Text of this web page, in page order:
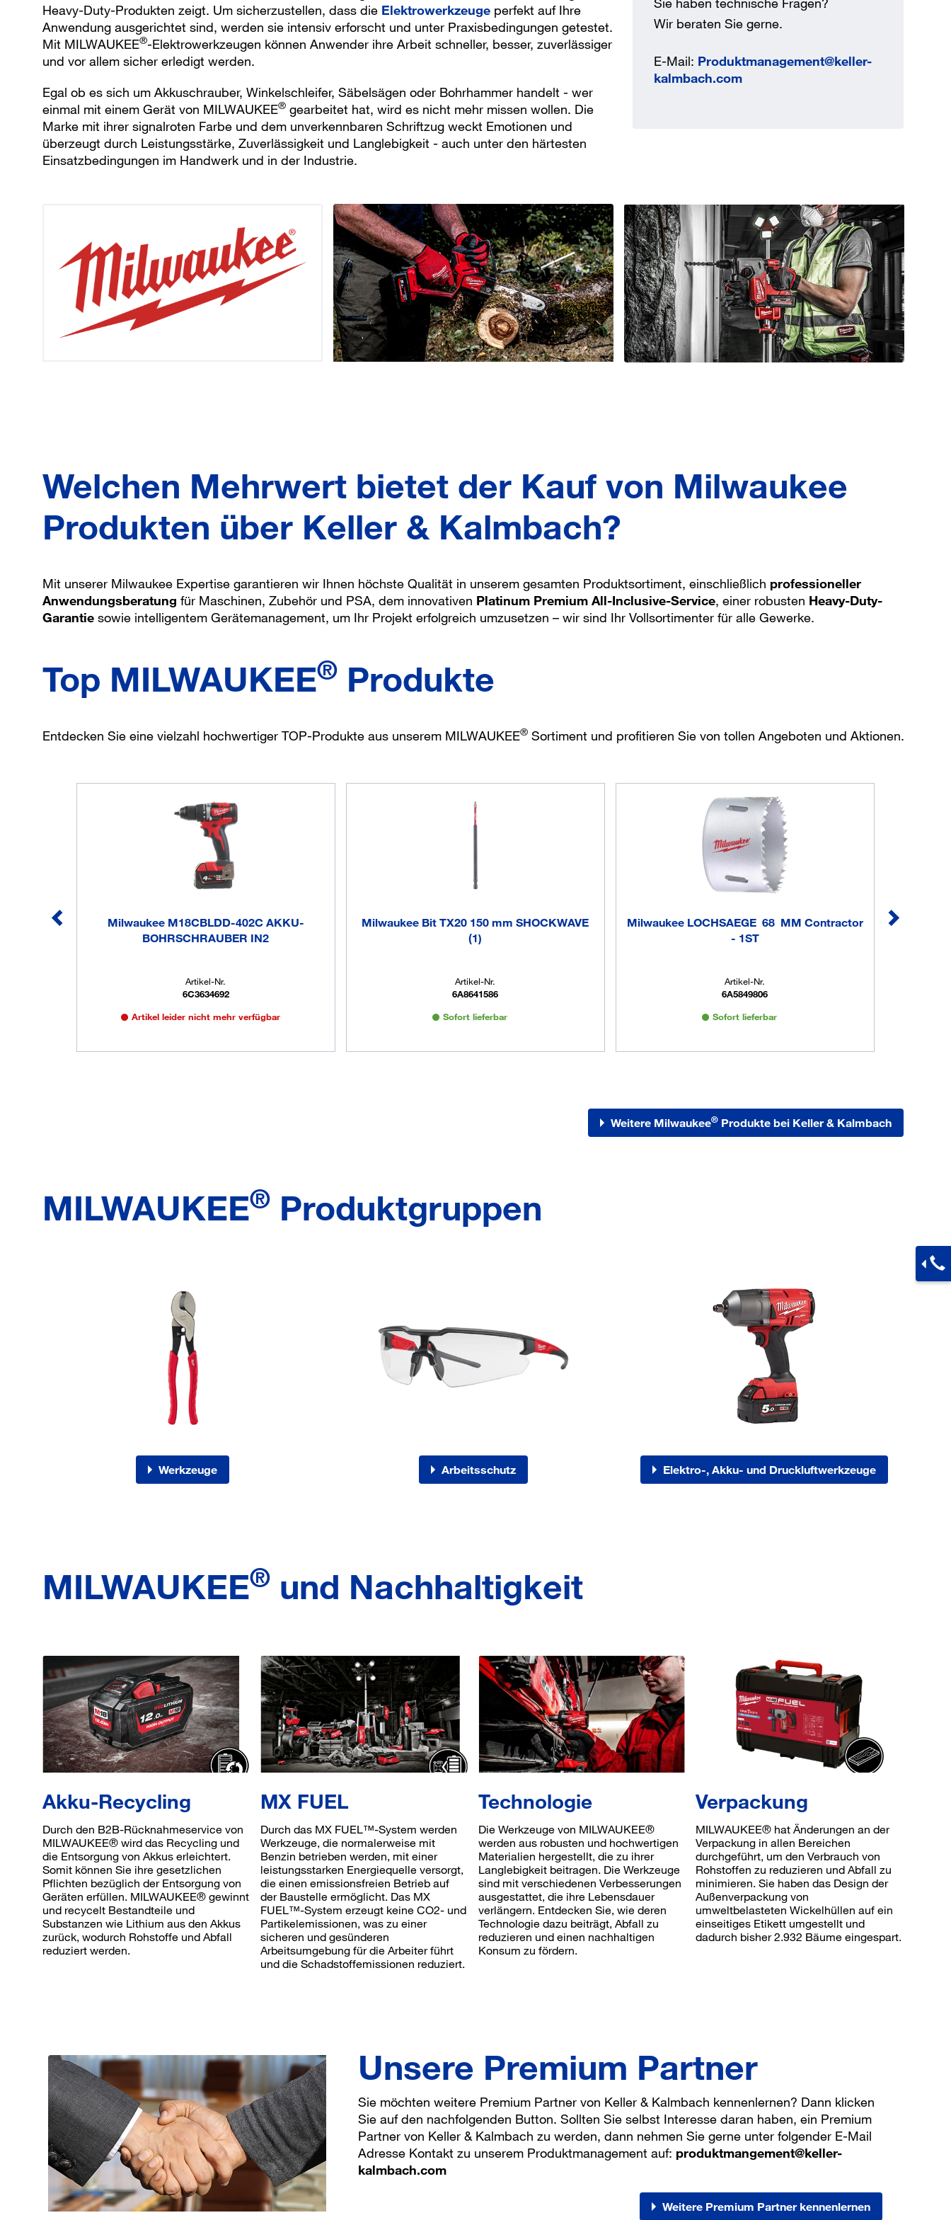
Jetzt registrieren
Kundenindividuelle Preise
OCI Schnittstelle zu lhrer
Heavy-Duty-Produkten zeigt. Um sicherzustellen, dass die Elektrowerkzeuge perfekt auf Ihre
Anwendung ausgerichtet sind, werden sie intensiv erforscht und unter Praxisbedingungen getestet.
Mit MILWAUKEE®-Elektrowerkzeugen können Anwender ihre Arbeit schneller, besser, zuverlässiger
und vor allem sicher erledigt werden.
Egal ob es sich um Akkuschrauber, Winkelschleifer, Säbelsägen oder Bohrhammer handelt - wer
einmal mit einem Gerät von MILWAUKEE® gearbeitet hat, wird es nicht mehr missen wollen. Die
Marke mit ihrer signalroten Farbe und dem unverkennbaren Schriftzug weckt Emotionen und
überzeugt durch Leistungsstärke, Zuverlässigkeit und Langlebigkeit - auch unter den härtesten
Einsatzbedingungen im Handwerk und in der Industrie.
Wir beraten Sie gerne.
E-Mail: Produktmanagement@keller-
kalmbach.com
Welchen Mehrwert bietet der Kauf von Milwaukee
Produkten über Keller & Kalmbach?
Mit unserer Milwaukee Expertise garantieren wir Ihnen höchste Qualität in unserem gesamten Produktsortiment, einschließlich professioneller
Anwendungsberatung für Maschinen, Zubehör und PSA, dem innovativen Platinum Premium All-Inclusive-Service, einer robusten Heavy-Duty-
Garantie sowie intelligentem Gerätemanagement, um Ihr Projekt erfolgreich umzusetzen – wir sind Ihr Vollsortimenter für alle Gewerke.
Top MILWAUKEE® Produkte
Entdecken Sie eine vielzahl hochwertiger TOP-Produkte aus unserem MILWAUKEE® Sortiment und profitieren Sie von tollen Angeboten und Aktionen.
Milwaukee M18CBLDD-402C AKKU-
BOHRSCHRAUBER IN2
Artikel-Nr.
6C3634692
Artikel leider nicht mehr verfügbar
Milwaukee Bit TX20 150 mm SHOCKWAVE
(1)
Artikel-Nr.
6A8641586
Sofort lieferbar
Milwaukee LOCHSAEGE 68 MM Contractor
- 1ST
Artikel-Nr.
6A5849806
Sofort lieferbar
Weitere Milwaukee®Produkte bei Keller & Kalmbach
MILWAUKEE® Produktgruppen
Werkzeuge Arbeitsschutz Elektro-, Akku- und Druckluftwerkzeuge
MILWAUKEE® und Nachhaltigkeit
Akku-Recycling
Durch den B2B-Rücknahmeservice von
MILWAUKEE® wird das Recycling und
die Entsorgung von Akkus erleichtert.
Somit können Sie ihre gesetzlichen
Pflichten bezüglich der Entsorgung von
Geräten erfüllen. MILWAUKEE® gewinnt
und recycelt Bestandteile und
Substanzen wie Lithium aus den Akkus
zurück, wodurch Rohstoffe und Abfall
reduziert werden.
MX FUEL
Durch das MX FUEL™-System werden
Werkzeuge, die normalerweise mit
Benzin betrieben werden, mit einer
leistungsstarken Energiequelle versorgt,
die einen emissionsfreien Betrieb auf
der Baustelle ermöglicht. Das MX
FUEL™-System erzeugt keine CO2- und
Partikelemissionen, was zu einer
sicheren und gesünderen
Arbeitsumgebung für die Arbeiter führt
und die Schadstoffemissionen reduziert.
Technologie
Die Werkzeuge von MILWAUKEE®
werden aus robusten und hochwertigen
Materialien hergestellt, die zu ihrer
Langlebigkeit beitragen. Die Werkzeuge
sind mit verschiedenen Verbesserungen
ausgestattet, die ihre Lebensdauer
verlängern. Entdecken Sie, wie deren
Technologie dazu beiträgt, Abfall zu
reduzieren und einen nachhaltigen
Konsum zu fördern.
Verpackung
MILWAUKEE® hat Änderungen an der
Verpackung in allen Bereichen
durchgeführt, um den Verbrauch von
Rohstoffen zu reduzieren und Abfall zu
minimieren. Sie haben das Design der
Außenverpackung von
umweltbelasteten Wickelhüllen auf ein
einseitiges Etikett umgestellt und
dadurch bisher 2.932 Bäume eingespart.
Unsere Premium Partner
Sie möchten weitere Premium Partner von Keller & Kalmbach kennenlernen? Dann klicken
Sie auf den nachfolgenden Button. Sollten Sie selbst Interesse daran haben, ein Premium
Partner von Keller & Kalmbach zu werden, dann nehmen Sie gerne unter folgender E-Mail
Adresse Kontakt zu unserem Produktmanagement auf: produktmangement@keller-
kalmbach.com
Weitere Premium Partner kennenlernen